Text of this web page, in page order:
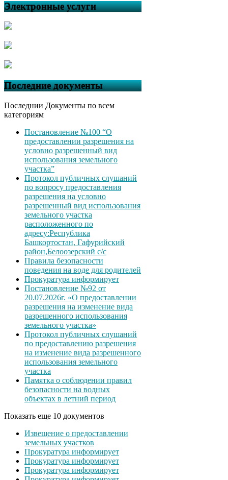
Электронные услуги
Последние документы
Последнии Документы по всем
категориям
Постановление №100 “О
предоставлении разрешения на
условно разрешенный вид
использования земельного
участка”
Протокол публичных слушаний
по вопросу предоставления
разрешения на условно
разрешенный вид использования
земельного участка
расположенного по
адресу:Республика
Башкортостан, Гафурийский
район,Белоозерский с/с
Правила безопасности
поведения на воде для родителей
Прокуратура информирует
Постановление №92 от
20.07.2026г. «О предоставлении
разрешения на изменение вида
разрешенного использования
земельного участка»
Протокол публичных слушаний
по предоставлению разрешения
на изменение вида разрешенного
использования земельного
участка
Памятка о соблюдении правил
безопасности на водных
объектах в летний период
Показать еще 10 документов
Извещение о предоставлении
земельных участков
Прокуратура информирует
Прокуратура информирует
Прокуратура информирует